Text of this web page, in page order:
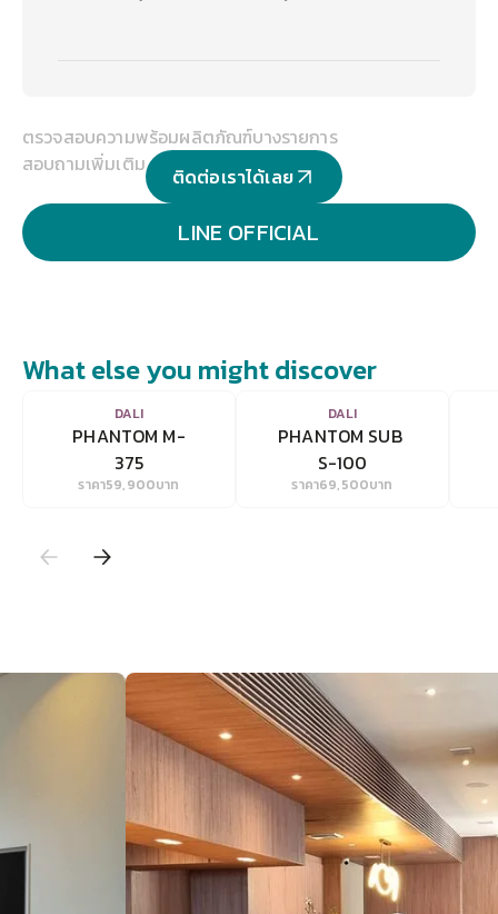
ตรวจสอบความพร้อมผลิตภัณฑ์บางรายการ
สอบถามเพิ่มเติม
ติดต่อเราได้เลย
LINE OFFICIAL
What else you might discover
VIEW
DALI
PHANTOM M-
375
ราคา59,900บาท
VIEW
DALI
PHANTOM SUB
S-100
ราคา69,500บาท